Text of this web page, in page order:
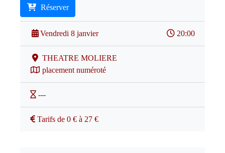
Réserver
Vendredi 8 janvier 20:00
THEATRE MOLIERE
placement numéroté
---
Tarifs de 0 € à 27 €